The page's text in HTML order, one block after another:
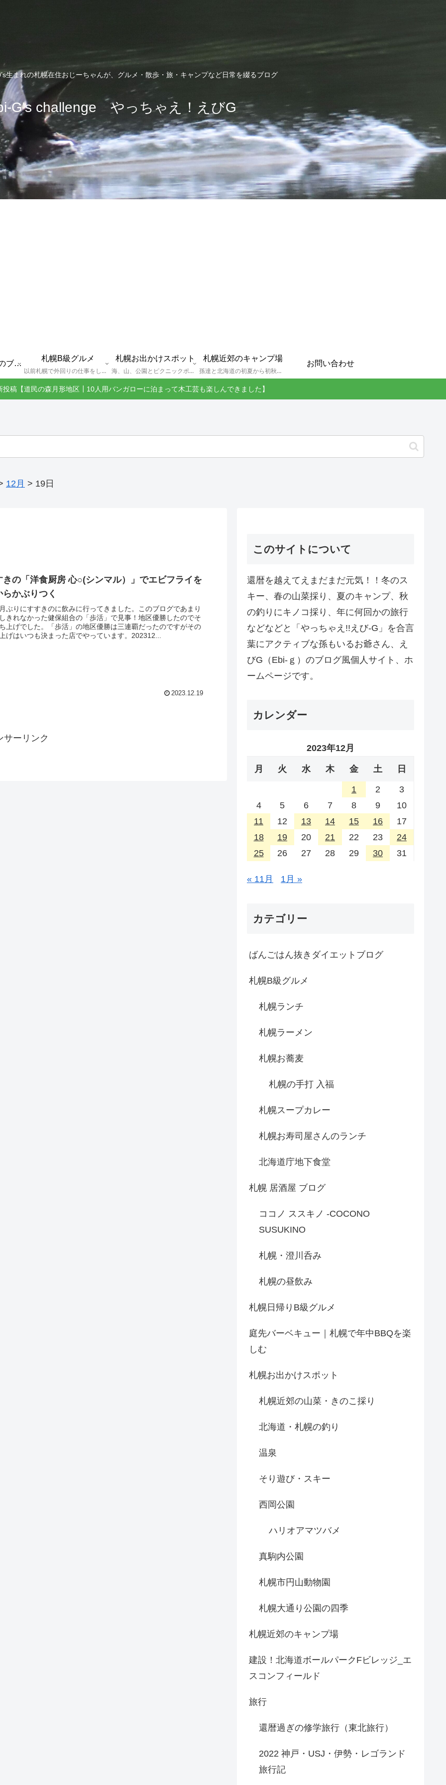
生まれの札幌在住おじーちゃんが、グルメ・散歩・旅・キャンプなど日常を綴るブログ
G's challenge やっちゃえ！えびG
えびGとは？札幌のブログ運営者プロフィール
札幌B級グルメ
以前札幌で外回りの仕事をしていた還暦過ぎブロガー「えびG」がランチ（サラリーマンランチ、サラメシ）を中心に、おそば、ラーメン、中華、日替わりランチを「札幌Bグルメ」と題してレポートしているブログカテゴリーのページです。現在は定年後の再雇用で札幌中とはいかなまでも会社の近くのすすきの界隈や家のある札幌市南区を中心に徘徊しております。
札幌お出かけスポット
海、山、公園とピクニックポイントや名所、旧跡などなど、、、、、札幌はもとより郊外の無理なく日帰りでいって帰ってこれるお出かけスポットを孫っち達（小学５、３年生、幼稚園年長さんの３人）とえびGがお出かけをして紹介しているページです。
札幌近郊のキャンプ場
孫達と北海道の初夏から初秋にかけてキャンプに出かけます。キャンプ場情報だったり料理だったり花火や遊びに虫取りとまさに「やっちゃえ！えびG」やりたい放題のブログです。
お問い合わせ
稿【道民の森月形地区┃10人用バンガローに泊まって木工芸も楽しんできました】
12月 > 19日
きの「洋食厨房 心○(シンマル）」でエビフライを
らかぶりつく
ぶりにすすきのに飲みに行ってきました。このブログであまり
きれなかった健保組合の「歩活」で見事！地区優勝したのでそ
上げでした。「歩活」の地区優勝は三連覇だったのですがその
げはいつも決まった店でやっています。202312...
2023.12.19
サーリンク
このサイトについて
還暦を越えてえまだまだ元気！！冬のス
キー、春の山菜採り、夏のキャンプ、秋
の釣りにキノコ採り、年に何回かの旅行
などなどと「やっちゃえ!!えび-G」を合言
葉にアクティブな孫もいるお爺さん、え
びG（Ebi-ｇ）のブログ風個人サイト、ホ
ームページです。
カレンダー
2023年12月
月 火 水 木 金 土 日
1 2
3
4
5 6 7 8 9
10
11
12 13 14 15 16
17
18
19 20 21 22 23
24
25
26 27 28 29 30 31
« 11月 1月 »
カテゴリー
ばんごはん抜きダイエットブログ
札幌B級グルメ
札幌ランチ
札幌ラーメン
札幌お蕎麦
札幌の手打 入福
札幌スープカレー
札幌お寿司屋さんのランチ
北海道庁地下食堂
札幌 居酒屋 ブログ
ココノ ススキノ -COCONO
SUSUKINO
札幌・澄川呑み
札幌の昼飲み
札幌日帰りB級グルメ
庭先バーベキュー｜札幌で年中BBQを楽
しむ
札幌お出かけスポット
札幌近郊の山菜・きのこ採り
北海道・札幌の釣り
温泉
そり遊び・スキー
西岡公園
ハリオアマツバメ
真駒内公園
札幌市円山動物園
札幌大通り公園の四季
札幌近郊のキャンプ場
建設！北海道ボールパークFビレッジ_エ
スコンフィールド
旅行
還暦過ぎの修学旅行（東北旅行）
2022 神戸・USJ・伊勢・レゴランド
旅行記